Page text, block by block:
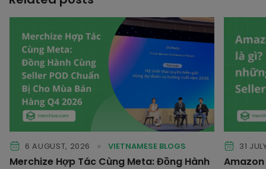
6 AUGUST, 2026 VIETNAMESE BLOGS
Merchize Hợp Tác Cùng Meta: Đồng Hành
31